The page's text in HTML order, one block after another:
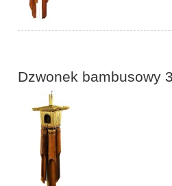
Dzwonek bambusowy